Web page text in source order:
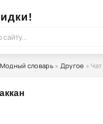
Модный словарь» Другое »